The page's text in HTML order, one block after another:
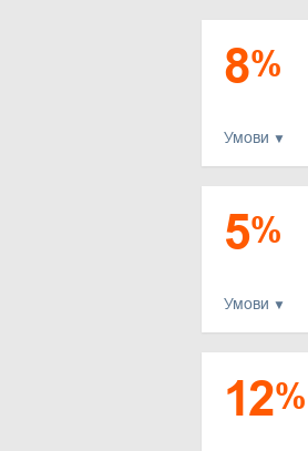
8%
Умови
5%
Умови
12%